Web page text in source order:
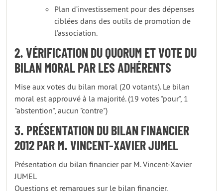
Plan d’investissement pour des dépenses
ciblées dans des outils de promotion de
l’association.
2. VÉRIFICATION DU QUORUM ET VOTE DU
BILAN MORAL PAR LES ADHÉRENTS
Mise aux votes du bilan moral (20 votants). Le bilan
moral est approuvé à la majorité. (19 votes "pour", 1
"abstention", aucun "contre")
3. PRÉSENTATION DU BILAN FINANCIER
2012 PAR M. VINCENT-XAVIER JUMEL
Présentation du bilan financier par M. Vincent-Xavier
JUMEL
Questions et remarques sur le bilan financier.